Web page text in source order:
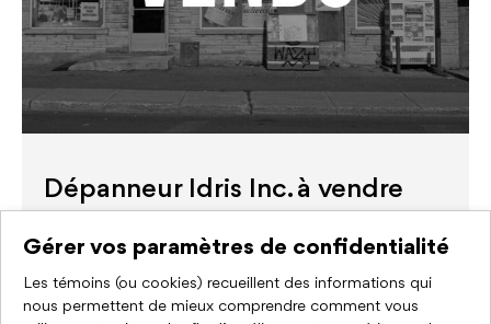
Dépanneur Idris Inc. à vendre
King-Georges), Longueuil, QC J4J2V4
Superficie : 1840 pi
Gérer vos paramètres de confidentialité
Les témoins (ou cookies) recueillent des informations qui
nous permettent de mieux comprendre comment vous